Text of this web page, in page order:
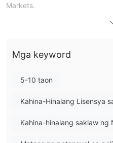
Markets.
pananalapi, kabilang ang mga
atbp.
Nag-aalok ang Kitco Markets
akawnt: Standard at Raw
Mga keyword
5-10 taon
Kahina-Hinalang Lisensya
Kahina-hinalang saklaw ng